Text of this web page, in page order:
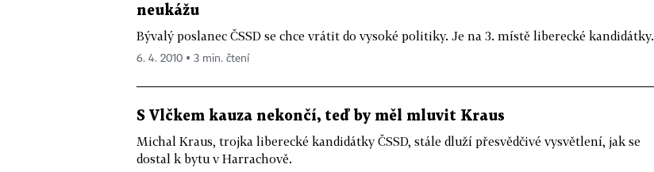
neukážu
Bývalý poslanec ČSSD se chce vrátit do vysoké politiky. Je na 3. místě liberecké kandidátky.
6. 4. 2010 ▪ 3 min. čtení
S Vlčkem kauza nekončí, teď by měl mluvit Kraus
Michal Kraus, trojka liberecké kandidátky ČSSD, stále dluží přesvědčivé vysvětlení, jak se
dostal k bytu v Harrachově.